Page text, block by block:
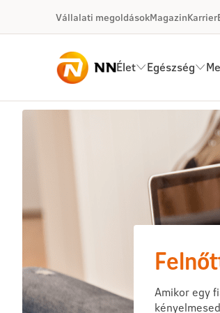
Ugrás a fő tartalomhoz
Vállalati megoldásokMagazinKarrier
Élet Egészség
Megtakarítás -
Amikor egy